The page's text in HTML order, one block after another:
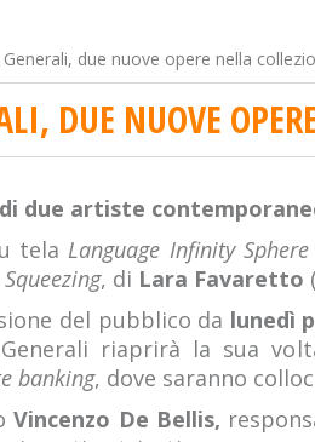
due nuove opere nella
DUE NUOVE
due artiste
tela Language Infinity
Squeezing, di Lara Favaretto
del pubblico da lunedì
riaprirà la sua
banking, dove saranno
Vincenzo De Bellis,